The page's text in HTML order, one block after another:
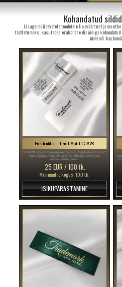
Kohandatud
Lisage müüdavatele toodetele lisaväärtust ja
taotletumaks, kasutades erakordse disainiga
nime või
Pesuhoolduse etikett Mudel TC-M28
TC-M28 Rõivaste pesupesemise silt, Digitaalne trükitud
musta kirjaga valgele satiinile, ideaalne erinevate
rõivaesemete jaoks.
25 EUR / 100 tk.
Minimaalne kogus: 100 tk.
ISIKUPÄRASTAMINE